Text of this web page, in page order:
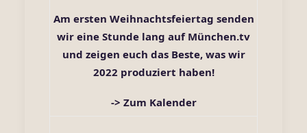
Am ersten Weihnachtsfeiertag senden
wir eine Stunde lang auf München.tv
und zeigen euch das Beste, was wir
2022 produziert haben!
-> Zum Kalender